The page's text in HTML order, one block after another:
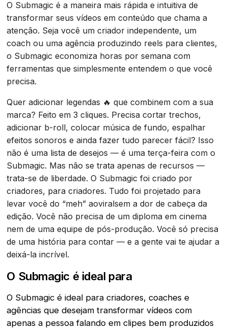
O Submagic é a maneira mais rápida e intuitiva de
transformar seus vídeos em conteúdo que chama a
atenção. Seja você um criador independente, um
coach ou uma agência produzindo reels para clientes,
o Submagic economiza horas por semana com
ferramentas que simplesmente entendem o que você
precisa.
Quer adicionar legendas 🔥 que combinem com a sua
marca? Feito em 3 cliques. Precisa cortar trechos,
adicionar b-roll, colocar música de fundo, espalhar
efeitos sonoros e ainda fazer tudo parecer fácil? Isso
não é uma lista de desejos — é uma terça-feira com o
Submagic. Mas não se trata apenas de recursos —
trata-se de liberdade. O Submagic foi criado por
criadores, para criadores. Tudo foi projetado para
levar você do “meh” aoviralsem a dor de cabeça da
edição. Você não precisa de um diploma em cinema
nem de uma equipe de pós-produção. Você só precisa
de uma história para contar — e a gente vai te ajudar a
deixá-la incrível.
O Submagic é ideal para
O Submagic é ideal para criadores, coaches e
agências que desejam transformar vídeos com
apenas a pessoa falando em clipes bem produzidos